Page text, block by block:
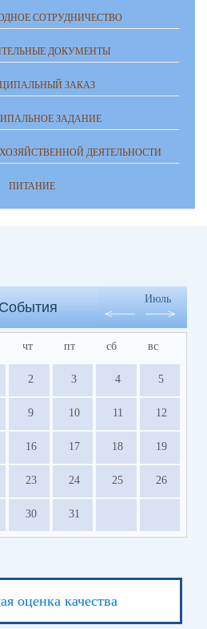
СОТРУДНИЧЕСТВО
ДОКУМЕНТЫ
ЗАКАЗ
ЗАДАНИЕ
ДЕЯТЕЛЬНОСТИ
ПИТАНИЕ
События
Июль
чт пт сб вс
2 3 4 5
9 10 11 12
16 17 18 19
23 24 25 26
30 31
оценка качества